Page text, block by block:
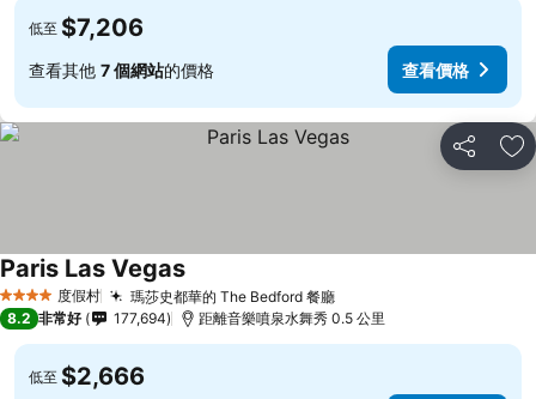
低至 $7,206
查看其他 7 個網站的價格 查看價格
分享 加
4 星級 度假村 瑪莎史都華的 The Bedford 餐廳查看價格
Paris Las Vegas查看價格
8.2 非常好 177,694 距離音樂噴泉水舞秀 0.5 公里
低至 $2,666